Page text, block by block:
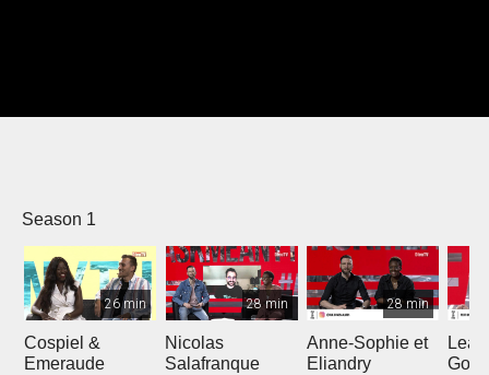
Season 1
26 min
Cospiel &
Emeraude
28 min
Nicolas
Salafranque
28 min
Anne-Sophie et
Eliandry